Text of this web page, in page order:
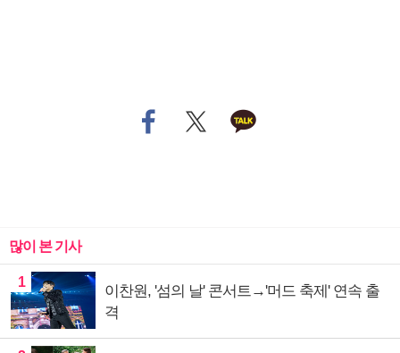
많이 본 기사
1
이찬원, '섬의 날' 콘서트→'머드 축제' 연속 출
격